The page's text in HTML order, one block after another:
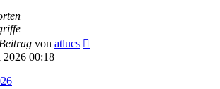
von atlucs
2026 00:18